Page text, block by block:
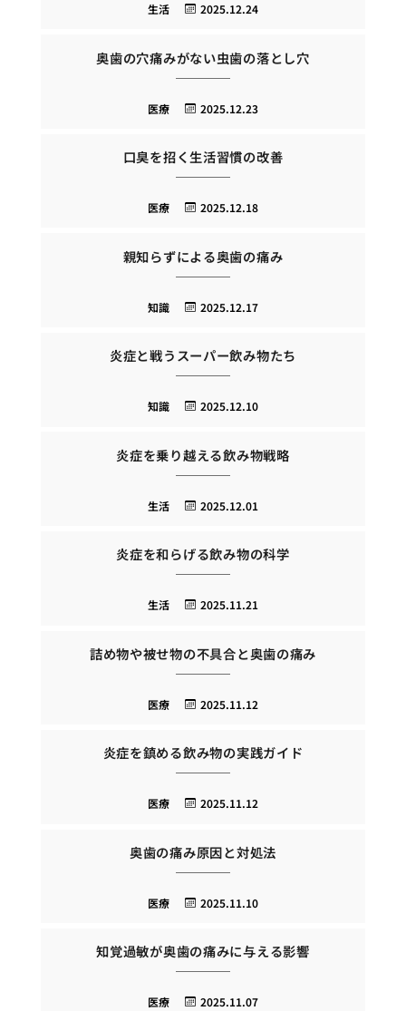
2025.12.24
生活
奥歯の穴痛みがない虫歯の落とし穴
2025.12.23
医療
口臭を招く生活習慣の改善
2025.12.18
医療
親知らずによる奥歯の痛み
2025.12.17
知識
炎症と戦うスーパー飲み物たち
2025.12.10
知識
炎症を乗り越える飲み物戦略
2025.12.01
生活
炎症を和らげる飲み物の科学
2025.11.21
生活
詰め物や被せ物の不具合と奥歯の痛み
2025.11.12
医療
炎症を鎮める飲み物の実践ガイド
2025.11.12
医療
奥歯の痛み原因と対処法
2025.11.10
医療
知覚過敏が奥歯の痛みに与える影響
2025.11.07
医療